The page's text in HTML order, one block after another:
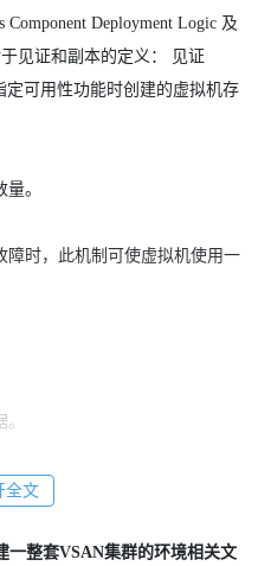
Deployment Logic 及
见证和副本的定义： 见证
定可用性功能时创建的虚拟机存
。
障时，此机制可使虚拟机使用一
（在Virtual SAN 群集中）充当
全文
一整套VSAN集群的环境相关文